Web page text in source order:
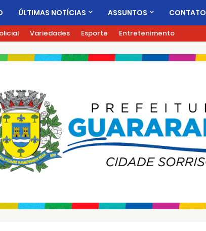
ÚLTIMAS NOTÍCIAS ASSUNTOS CONTATO
Variedades Esporte Entretenimento